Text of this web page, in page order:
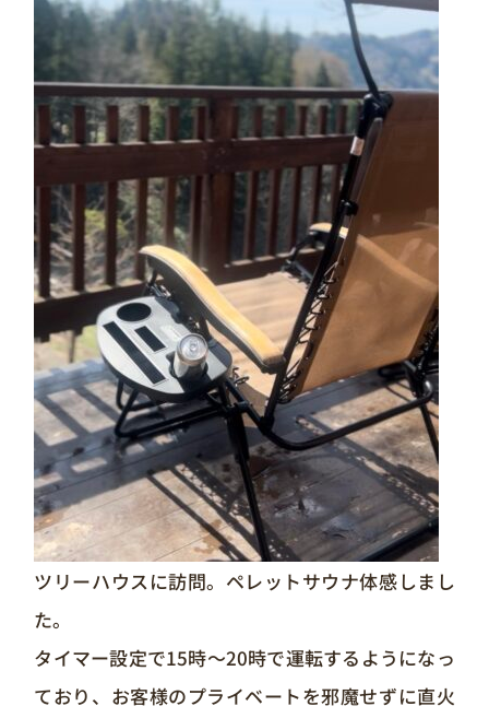
ツリーハウスに訪問。ペレットサウナ体感しまし
た。
タイマー設定で15時～20時で運転するようになっ
ており、お客様のプライベートを邪魔せずに直火